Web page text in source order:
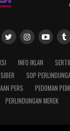
INFO IKLAN
SOP
PERS
PEDOMAN
PERLINDUNGAN MEREK